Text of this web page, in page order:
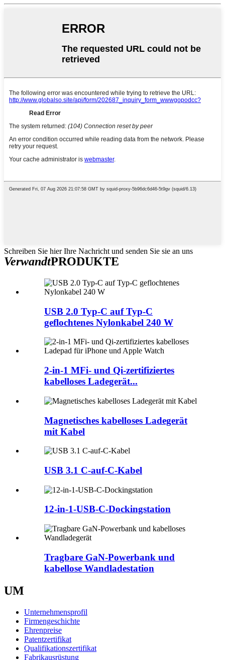
Schreiben Sie hier Ihre Nachricht und senden Sie sie an uns
VerwandtPRODUKTE
USB 2.0 Typ-C auf Typ-C
geflochtenes Nylonkabel 240 W
2-in-1 MFi- und Qi-zertifiziertes
kabelloses Ladegerät...
Magnetisches kabelloses Ladegerät
mit Kabel
USB 3.1 C-auf-C-Kabel
12-in-1-USB-C-Dockingstation
Tragbare GaN-Powerbank und
kabellose Wandladestation
UM
Unternehmensprofil
Firmengeschichte
Ehrenpreise
Patentzertifikat
Qualifikationszertifikat
Fabrikausrüstung